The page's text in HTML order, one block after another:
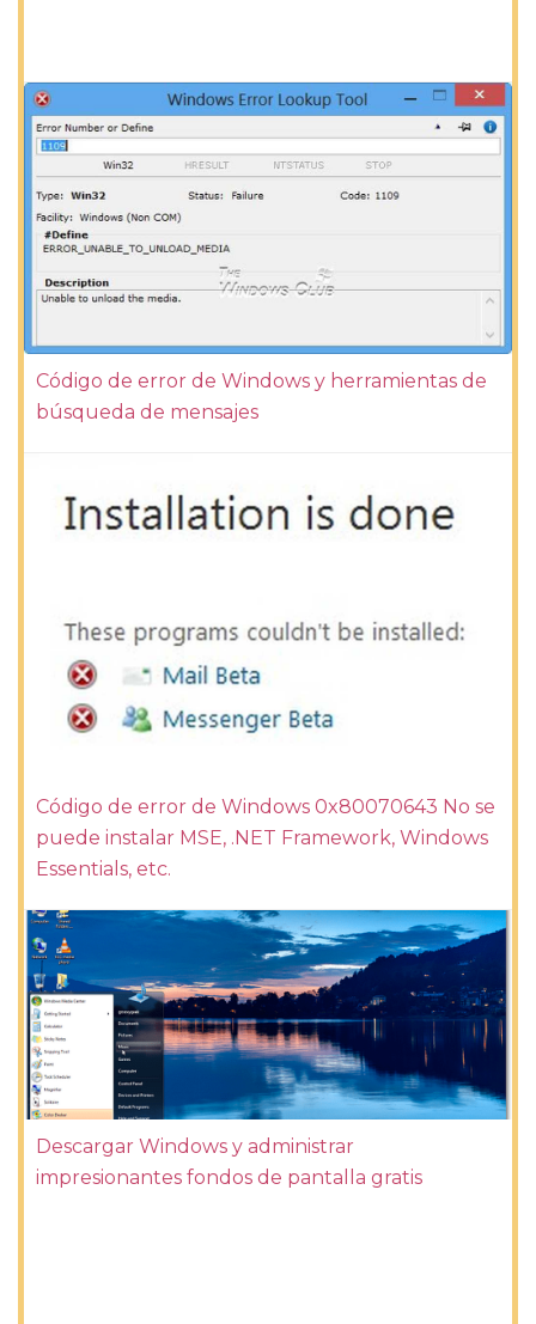
Código de error de Windows y herramientas de
búsqueda de mensajes
Código de error de Windows 0x80070643 No se
puede instalar MSE, .NET Framework, Windows
Essentials, etc.
Descargar Windows y administrar
impresionantes fondos de pantalla gratis